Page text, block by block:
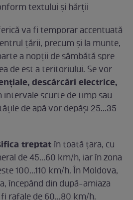
textului și hărții
va fi temporar accentuată
țării, precum și la munte,
a nopții de sâmbătă spre
de est a teritoriului. Se vor
descărcări electrice,
intervale scurte de timp sau
de apă vor depăși 25...35
treptatîn toată țara, cu
de 45...60 km/h, iar în zona
100...110 km/h. În Moldova,
începând din după-amiaza